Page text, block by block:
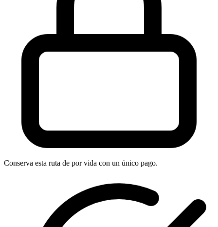
Conserva esta ruta de por vida con un único pago.